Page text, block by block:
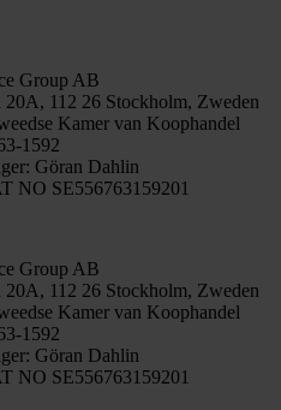
Group AB
112 26 Stockholm, Zweden
Kamer van Koophandel
1592
Göran Dahlin
NO SE556763159201
Group AB
112 26 Stockholm, Zweden
Kamer van Koophandel
1592
Göran Dahlin
NO SE556763159201